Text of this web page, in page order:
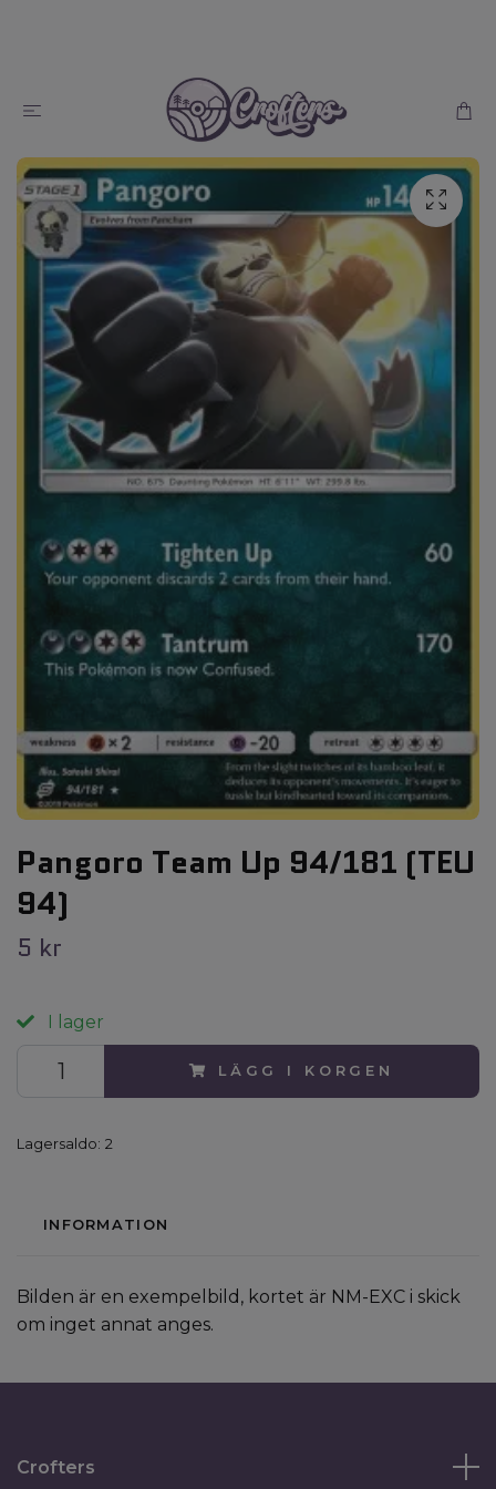
Pangoro Team Up 94/181 (TEU
94)
5 kr
I lager
LÄGG I KORGEN
Lagersaldo: 2
INFORMATION
Bilden är en exempelbild, kortet är NM-EXC i skick
om inget annat anges.
Crofters